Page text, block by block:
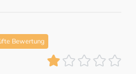
Bewertung